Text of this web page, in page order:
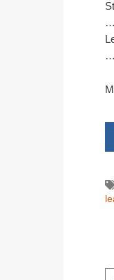
…
…